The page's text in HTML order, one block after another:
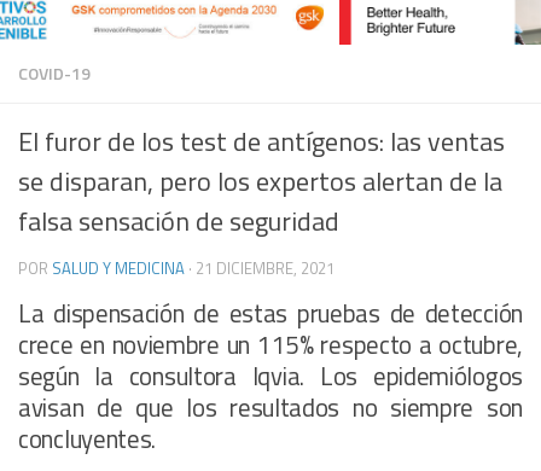
COVID-19
El furor de los test de antígenos: las ventas
se disparan, pero los expertos alertan de la
falsa sensación de seguridad
POR SALUD Y MEDICINA · 21 DICIEMBRE, 2021
La dispensación de estas pruebas de detección
crece en noviembre un 115% respecto a octubre,
según la consultora Iqvia. Los epidemiólogos
avisan de que los resultados no siempre son
concluyentes.